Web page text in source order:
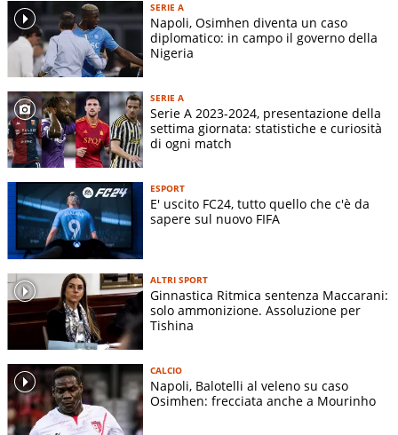
SERIE A
Napoli, Osimhen diventa un caso
diplomatico: in campo il governo della
Nigeria
SERIE A
Serie A 2023-2024, presentazione della
settima giornata: statistiche e curiosità
di ogni match
ESPORT
E' uscito FC24, tutto quello che c'è da
sapere sul nuovo FIFA
ALTRI SPORT
Ginnastica Ritmica sentenza Maccarani:
solo ammonizione. Assoluzione per
Tishina
CALCIO
Napoli, Balotelli al veleno su caso
Osimhen: frecciata anche a Mourinho